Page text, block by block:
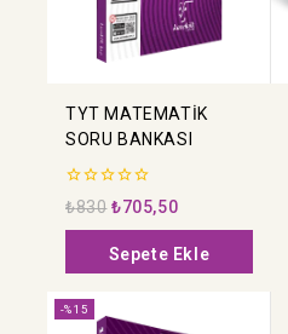
TYT MATEMATİK
SORU BANKASI
0
5
üzerinden
₺830 ₺705,50
Sepete Ekle
-%15